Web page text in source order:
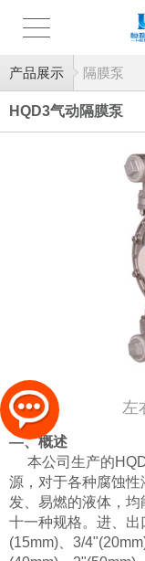
产品展示 隔膜泵
HQD3气动隔膜泵
左
—、概述
本公司生产的
源，对于各种腐蚀
发、易燃的液体，均
十一种规格。进、出
(15mm)
3/